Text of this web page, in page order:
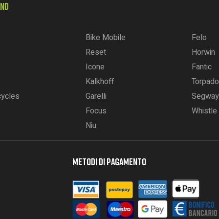
Bike Mobile
Reset
Icone
Kalkhoff
Garelli
Focus
Niu
Felo
Horwin
Fantic
Torpado
Segway
Whistle
METODI DI PAGAMENTO